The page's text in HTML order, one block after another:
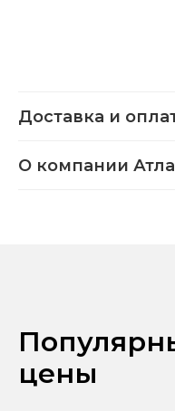
Доставка и
О компании
цены